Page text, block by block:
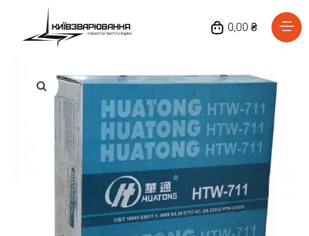
0,00 ₴
Головна
Каталог товарів
Відгуки
Про нас
Доставка та оплата